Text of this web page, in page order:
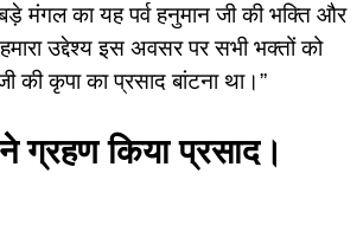
मंगल का यह पर्व हनुमान जी की भक्ति और
उद्देश्य इस अवसर पर सभी भक्तों को
की कृपा का प्रसाद बांटना था।”
ग्रहण किया प्रसाद।